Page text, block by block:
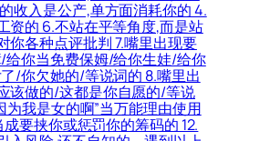
收入是公产,单方面消耗你的 4.
资的 6.不站在平等角度,而是站
你各种点评批判 7.嘴里出现要
给你当免费保姆/给你生娃/给你
/你欠她的/等说词的 8.嘴里出
该做的/这都是你自愿的/等说
为我是女的啊”当万能理由使用
成要挟你或惩罚你的筹码的 12.